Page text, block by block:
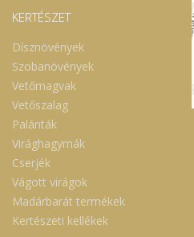
KERTÉSZET
Dísznövények
Szobanövények
Vetőmagvak
Vetőszalag
Palánták
Virághagymák
Cserjék
Vágott virágok
Madárbarát termékek
Kertészeti kellékek